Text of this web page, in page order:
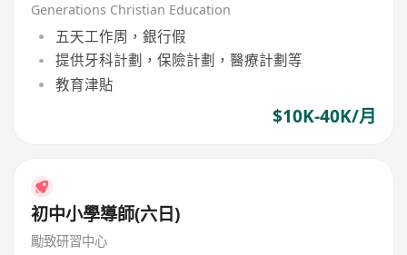
Generations Christian Education
五天工作周，銀行假
提供牙科計劃，保險計劃，醫療計劃等
教育津貼
$10K-40K/月
初中小學導師(六日)
勵致研習中心